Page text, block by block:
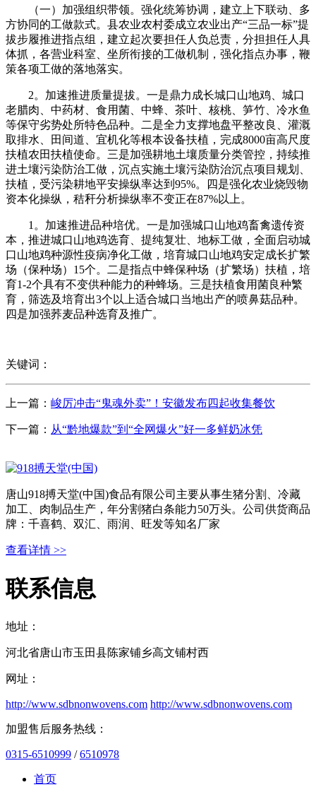
（一）加强组织带领。强化统筹协调，建立上下联动、多
方协同的工做款式。县农业农村委成立农业出产“三品一标”提
拔步履推进指点组，建立起次要担任人负总责，分担担任人具
体抓，各营业科室、坐所衔接的工做机制，强化指点办事，鞭
策各项工做的落地落实。
2。加速推进质量提拔。一是鼎力成长城口山地鸡、城口
老腊肉、中药材、食用菌、中蜂、茶叶、核桃、笋竹、冷水鱼
等保守劣势处所特色品种。二是全力支撑地盘平整改良、灌溉
取排水、田间道、宜机化等根本设备扶植，完成8000亩高尺度
扶植农田扶植使命。三是加强耕地土壤质量分类管控，持续推
进土壤污染防治工做，沉点实施土壤污染防治沉点项目规划、
扶植，受污染耕地平安操纵率达到95%。四是强化农业烧毁物
资本化操纵，秸秆分析操纵率不变正在87%以上。
1。加速推进品种培优。一是加强城口山地鸡畜禽遗传资
本，推进城口山地鸡选育、提纯复壮、地标工做，全面启动城
口山地鸡种源性疫病净化工做，培育城口山地鸡安定成长扩繁
场（保种场）15个。二是指点中蜂保种场（扩繁场）扶植，培
育1-2个具有不变供种能力的种蜂场。三是扶植食用菌良种繁
育，筛选及培育出3个以上适合城口当地出产的喷鼻菇品种。
四是加强荞麦品种选育及推广。
关键词：
上一篇： 峻厉冲击“鬼魂外卖”！安徽发布四起收集餐饮
下一篇： 从“黔地爆款”到“全网爆火”好一多鲜奶冰凭
唐山918搏天堂(中国)食品有限公司主要从事生猪分割、冷藏
加工、肉制品生产，年分割猪白条能力50万头。公司供货商品
牌：千喜鹤、双汇、雨润、旺发等知名厂家
查看详情 >>
联系信息
地址：
河北省唐山市玉田县陈家铺乡高文铺村西
网址：
http://www.sdbnonwovens.com http://www.sdbnonwovens.com
加盟售后服务热线：
0315-6510999 /6510978
首页